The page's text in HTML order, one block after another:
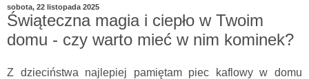
sobota, 22 listopada 2025
Świąteczna magia i ciepło w Twoim
domu - czy warto mieć w nim kominek?
Z dzieciństwa najlepiej pamiętam piec kaflowy w domu